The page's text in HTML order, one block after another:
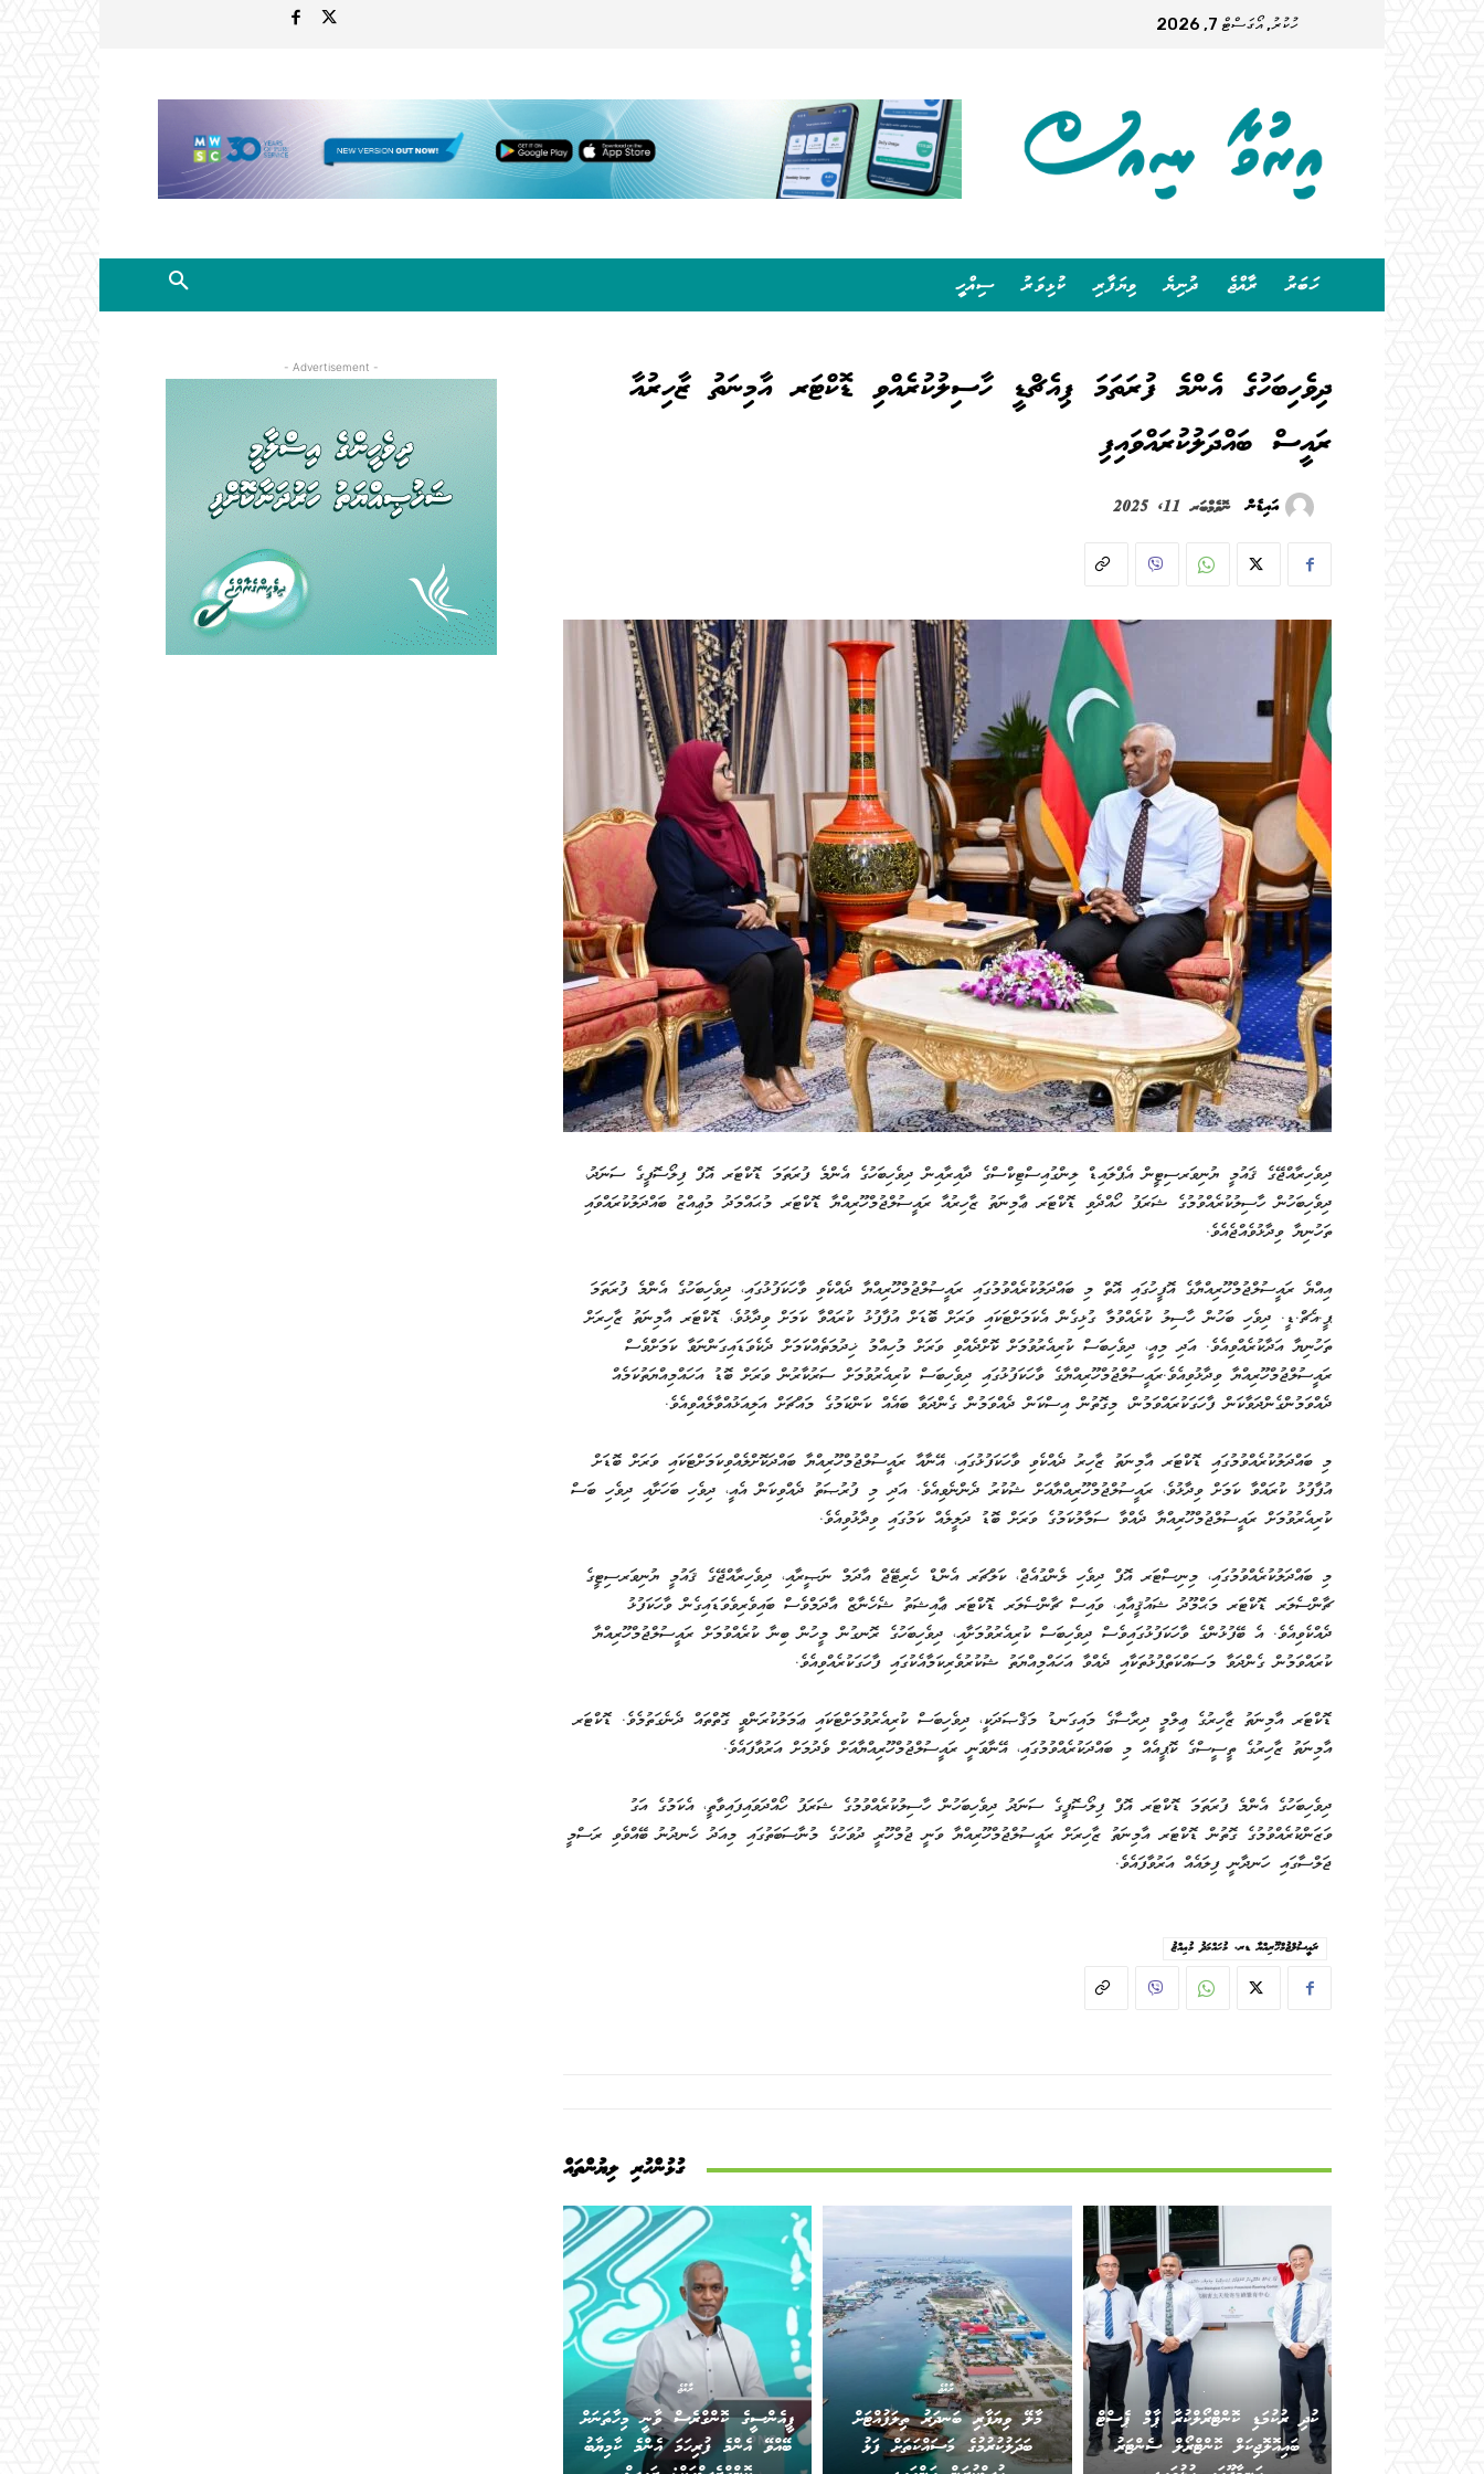
ހުކުރު, އޯގަސްޓް 7, 2026
ހަބަރު ރާއްޖެ ދުނިޔެ ވިޔަފާރި ކުޅިވަރު ސިއްހީ
- Advertisement -
ދިވެހިބަހުގެ އެންމެ ފުރަތަމަ ޕިއެޗްޑީ ހާސިލުކުރެއްވި ޑޮކްޓަރ އާމިނަތު ޒާހިރުއާ
ރައީސް ބައްދަލުކުރައްވައިފި
އައިޑެން ނޮވެމްބަރ 11, 2025
ދިވެހިރާއްޖޭގެ ޤައުމީ ޔުނިވަރސިޓީން އެޕްލައިޑް ލިންގުއިސްޓިކްސްގެ ދާއިރާއިން ދިވެހިބަހުގެ އެންމެ ފުރަތަމަ ޑޮކްޓަރ އޮފް ފިލޯސޮފީގެ ސަނަދު،
ދިވެހިބަހުން ހާސިލުކުރެއްވުމުގެ ޝަރަފު ހޯއްދެވި ޑޮކްޓަރ ޢާމިނަތު ޒާހިރުއާ ރައީސުލްޖުމްހޫރިއްޔާ ޑޮކްޓަރ މުޙައްމަދު މުޢިއްޒު ބައްދަލުކުރައްވައި
ތަހުނިޔާ ވިދާޅުވެއްޖެއެވެ.
އިއްޔެ ރައީސުލްޖުމްހޫރިއްޔާގެ އޮފީހުގައި އޮތް މި ބައްދަލުކުރެއްވުމުގައި ރައީސުލްޖުމްހޫރިއްޔާ ދެއްކެވި ވާހަކަފުޅުގައި، ދިވެހިބަހުގެ އެންމެ ފުރަތަމަ
ޕީ.އެޗް.ޑީ. ދިވެހި ބަހުން ހާސިލު ކުރެއްވުމާ ގުޅިގެން އެކަމަށްޓަކައި ވަރަށް ބޮޑަށް އުފާފުޅު ކުރައްވާ ކަމަށް ވިދާޅުވެ، ޑޮކްޓަރ އާމިނަތު ޒާހިރަށް
ތަހުނިޔާ އަދާކުރެއްވިއެވެ. އަދި މިއީ، ދިވެހިބަސް ކުރިއެރުވުމަށް ކޮށްދެއްވި ވަރަށް މުހިއްމު ޚިދުމަތެއްކަމަށް ދެކެވަޑައިގަންނަވާ ކަމަށްވެސް
ރައީސުލްޖުމްހޫރިއްޔާ ވިދާޅުވިއެވެ.ރައީސުލްޖުމްހޫރިއްޔާގެ ވާހަކަފުޅުގައި ދިވެހިބަސް ކުރިއެރުވުމަށް ސަރުކާރުން ވަރަށް ބޮޑު އަހައްމިއްޔަތުކަމެއް
ދެއްވަމުންގެންދަވާކަން ފާހަގަކުރައްވަމުން، މިގޮތުން އިސްކަން ދެއްވަމުން ގެންދަވާ ބައެއް ކަންކަމުގެ މައްޗަށް އަލިއަޅުއްވާލެއްވިއެވެ.
މި ބައްދަލުކުރެއްވުމުގައި ޑޮކްޓަރ އާމިނަތު ޒާހިރު ދެއްކެވި ވާހަކަފުޅުގައި، އޭނާއާ ރައީސުލްޖުމްހޫރިއްޔާ ބައްދަކޮށްލެއްވިކަމަށްޓަކައި ވަރަށް ބޮޑަށް
އުފާފުޅު ކުރައްވާ ކަމަށް ވިދާޅުވެ، ރައީސުލްޖުމްހޫރިއްޔާއަށް ޝުކުރު ދެންނެވިއެވެ. އަދި މި ފުރުޞަތު ދެއްވިކަން އެއީ، ދިވެހި ބަހަށާއި ދިވެހި ބަސް
ކުރިއެރުވުމަށް ރައީސުލްޖުމްހޫރިއްޔާ ދެއްވާ ސަމާލުކަމުގެ ވަރަށް ބޮޑު ދަލީލެއް ކަމުގައި ވިދާޅުވިއެވެ.
މި ބައްދަލުކުރެއްވުމުގައި، މިނިސްޓަރ އޮފް ދިވެހި ލެންގުއެޖް، ކަލްޗަރ އެންޑް ހެރިޓޭޖް އާދަމް ނަޞީރާއި، ދިވެހިރާއްޖޭގެ ޤައުމީ ޔުނިވަރސިޓީގެ
ޗާންސެލަރ ޑޮކްޓަރ މަޙްމޫދު ޝައުޤީއާއި، ވައިސް ޗާންސެލަރ ޑޮކްޓަރ ޢާއިޝަތު ޝެހެނާޒް އާދަމްވެސް ބައިވެރިވެވަޑައިގެން ވާހަކަފުޅު
ދެއްކެވިއެވެ. އެ ބޭފުޅުންގެ ވާހަކަފުޅުގައިވެސް ދިވެހިބަސް ކުރިއެރުވުމަށާއި، ދިވެހިބަހުގެ ރޮނގުން މީހުން ބިނާ ކުރެއްވުމަށް ރައީސުލްޖުމްހޫރިއްޔާ
ކުރައްވަމުން ގެންދަވާ މަސައްކަތްޕުޅުތަކާއި ދެއްވާ އަހައްމިއްޔަތު ޝުކުރުވެރިކަމާއެކުގައި ފާހަގަކުރެއްވިއެވެ.
ޑޮކްޓަރ އާމިނަތު ޒާހިރުގެ ޢިލްމީ ދިރާސާގެ މައިގަނޑު މަޤްޞަދަކީ، ދިވެހިބަސް ކުރިއެރުވުމަށްޓަކައި ޢަމަލުކުރަންވީ ގޮތްތައް ދެނެގަތުމެވެ. ޑޮކްޓަރ
އާމިނަތު ޒާހިރުގެ ތީސީސްގެ ކޮޕީއެއް މި ބައްދަކުރެއްވުމުގައި، އޭނާވަނީ ރައީސުލްޖުމްހޫރިއްޔާއަށް ވެދުމަށް އަރުވާފައެވެ.
ދިވެހިބަހުގެ އެންމެ ފުރަތަމަ ޑޮކްޓަރ އޮފް ފިލޯސޮފީގެ ސަނަދު ދިވެހިބަހުން ހާސިލުކުރެއްވުމުގެ ޝަރަފު ހޯއްދަވައިފައިވާތީ، އެކަމުގެ އަގު
ވަޒަންކުރެއްވުމުގެ ގޮތުން ޑޮކްޓަރ އާމިނަތު ޒާހިރަށް ރައީސުލްޖުމްހޫރިއްޔާ ވަނީ ޖުމްހޫރީ ދުވަހުގެ މުނާސަބަތުގައި މިއަދު ހެނދުނު ބޭއްވެވި ރަސްމީ
ޖަލްސާގައި ހަނދާނީ ފިލައެއް އަރުވާފައެވެ.
ރައީސުލްޖުމްހޫރިއްޔާ ޑރ. މުޙައްމަދު މުޢިއްޒު
ގުޅުންހުރި ލިޔުންތައް
ކުދި ރުކުމަޑި ކޮންޓްރޯލްކުރާ ޕާމް ޕެސްޓް
ބައިއޮލޮޖިކަލް ކޮންޓްރޯލް ސެންޓަރު
ރާއްޖެ
މާލޭ ވިޔަފާރި ބަނދަރު ތިލަފުއްޓަށް
ބަދަލުކުރުމުގެ މަސައްކަތަށް ފަޅު
ރާއްޖެ
ޕީއެންސީގެ ކޮންގްރެސް ވާނީ މިހާތަނަށް
ބޭއްވޭ އެންމެ ފުރިހަމަ އެންމެ ކާމިޔާބު